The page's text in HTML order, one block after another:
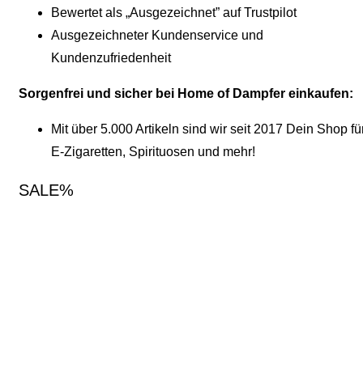
Bewertet als „Ausgezeichnet” auf Trustpilot
Ausgezeichneter Kundenservice und
Kundenzufriedenheit
Sorgenfrei und sicher bei Home of Dampfer einkaufen:
Mit über 5.000 Artikeln sind wir seit 2017 Dein Shop
E-Zigaretten, Spirituosen und mehr!
SALE%